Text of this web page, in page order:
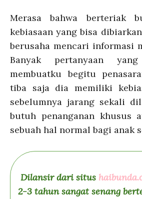
Merasa bahwa berteriak
kebiasaan yang bisa
berusaha mencari informasi
Banyak pertanyaan
membuatku begitu
tiba saja dia memiliki
sebelumnya jarang sekali
butuh penanganan khusus
sebuah hal normal bagi anak
Dilansir dari situs
2-3 tahun sangat senang